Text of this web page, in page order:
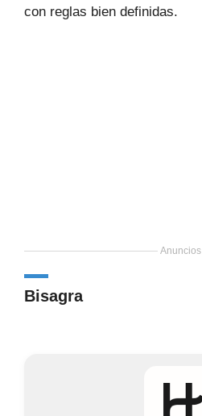
con reglas bien definidas.
Anuncios
Bisagra